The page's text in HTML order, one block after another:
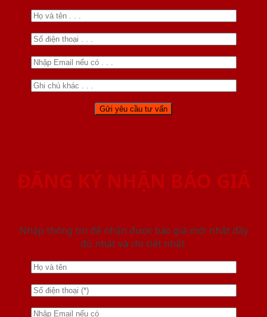
ĐĂNG KÝ NHẬN BÁO GIÁ
Nhập thông tin để nhận được báo giá mới nhât đầy
đủ nhất và chi tiết nhất.